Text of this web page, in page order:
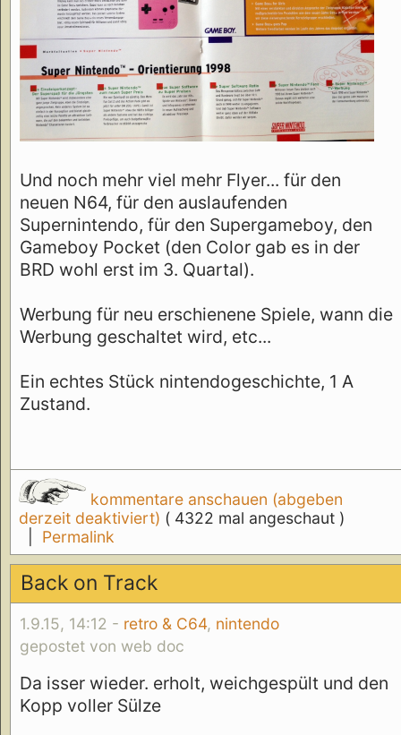
Und noch mehr viel mehr Flyer... für den
neuen N64, für den auslaufenden
Supernintendo, für den Supergameboy, den
Gameboy Pocket (den Color gab es in der
BRD wohl erst im 3. Quartal).
Werbung für neu erschienene Spiele, wann die
Werbung geschaltet wird, etc...
Ein echtes Stück nintendogeschichte, 1 A
Zustand.
kommentare anschauen (abgeben
derzeit deaktiviert) ( 4322 mal angeschaut )
Permalink
Back on Track
1.9.15, 14:12 - retro & C64, nintendo
gepostet von web doc
Da isser wieder. erholt, weichgespült und den
Kopp voller Sülze